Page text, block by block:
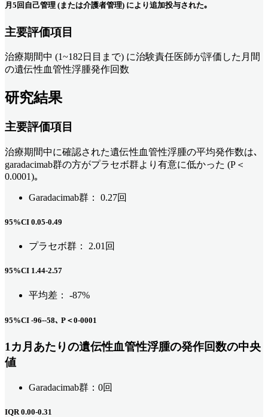
月5回自己管理 (または介護者管理) により追加投与された｡
主要評価項目
治療期間中 (1~182日目まで) に治験責任医師が評価した月間
の遺伝性血管性浮腫発作回数
研究結果
主要評価項目
治療期間中に確認された遺伝性血管性浮腫の平均発作数は､
garadacimab群の方がプラセボ群より有意に低かった (P＜
0.0001)｡
Garadacimab群： 0.27回
95%CI 0.05-0.49
プラセボ群： 2.01回
95%CI 1.44-2.57
平均差： -87%
95%CI -96--58､ P＜0-0001
1カ月あたりの遺伝性血管性浮腫の発作回数の中央
値
Garadacimab群：0回
IQR 0.00-0.31